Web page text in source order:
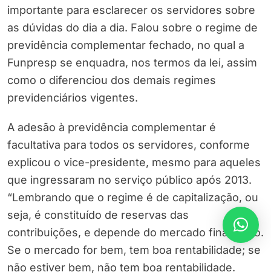
importante para esclarecer os servidores sobre
as dúvidas do dia a dia. Falou sobre o regime de
previdência complementar fechado, no qual a
Funpresp se enquadra, nos termos da lei, assim
como o diferenciou dos demais regimes
previdenciários vigentes.
A adesão à previdência complementar é
facultativa para todos os servidores, conforme
explicou o vice-presidente, mesmo para aqueles
que ingressaram no serviço público após 2013.
“Lembrando que o regime é de capitalização, ou
seja, é constituído de reservas das
contribuições, e depende do mercado financeiro.
Se o mercado for bem, tem boa rentabilidade; se
não estiver bem, não tem boa rentabilidade.